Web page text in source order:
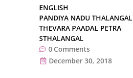
ENGLISH
PANDIYA NADU THALANGAL
THEVARA PAADAL PETRA
STHALANGAL
0 Comments
December 30, 2018